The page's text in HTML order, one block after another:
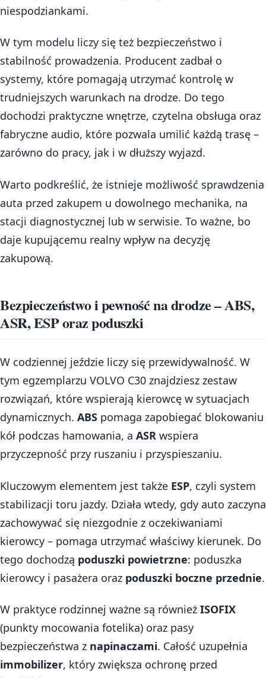
niespodziankami.
W tym modelu liczy się też bezpieczeństwo i
stabilność prowadzenia. Producent zadbał o
systemy, które pomagają utrzymać kontrolę w
trudniejszych warunkach na drodze. Do tego
dochodzi praktyczne wnętrze, czytelna obsługa oraz
fabryczne audio, które pozwala umilić każdą trasę –
zarówno do pracy, jak i w dłuższy wyjazd.
Warto podkreślić, że istnieje możliwość sprawdzenia
auta przed zakupem u dowolnego mechanika, na
stacji diagnostycznej lub w serwisie. To ważne, bo
daje kupującemu realny wpływ na decyzję
zakupową.
Bezpieczeństwo i pewność na drodze – ABS,
ASR, ESP oraz poduszki
W codziennej jeździe liczy się przewidywalność. W
tym egzemplarzu VOLVO C30 znajdziesz zestaw
rozwiązań, które wspierają kierowcę w sytuacjach
dynamicznych. ABS pomaga zapobiegać blokowaniu
kół podczas hamowania, a ASR wspiera
przyczepność przy ruszaniu i przyspieszaniu.
Kluczowym elementem jest także ESP, czyli system
stabilizacji toru jazdy. Działa wtedy, gdy auto zaczyna
zachowywać się niezgodnie z oczekiwaniami
kierowcy – pomaga utrzymać właściwy kierunek. Do
tego dochodzą poduszki powietrzne: poduszka
kierowcy i pasażera oraz poduszki boczne przednie.
W praktyce rodzinnej ważne są również ISOFIX
(punkty mocowania fotelika) oraz pasy
bezpieczeństwa z napinaczami. Całość uzupełnia
immobilizer, który zwiększa ochronę przed